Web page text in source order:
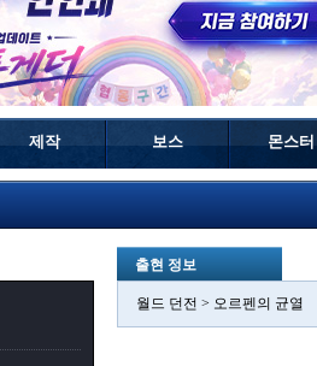
제작 보스 몬스터
출현 정보
월드 던전 > 오르펜의 균열